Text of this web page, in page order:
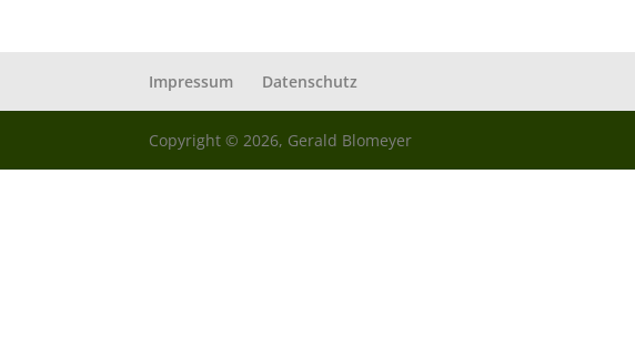
Impressum Datenschutz
Copyright © 2026, Gerald Blomeyer